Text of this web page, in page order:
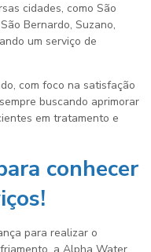
cidades, como São
Bernardo, Suzano,
um serviço de
com foco na satisfação
buscando aprimorar
em tratamento e
conhecer
para realizar o